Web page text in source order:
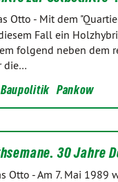
Otto - Mit dem
Fall ein
folgend neben dem
die…
Baupolitik Pankow
30 Jahre
Otto -Am 7. Mai 1989